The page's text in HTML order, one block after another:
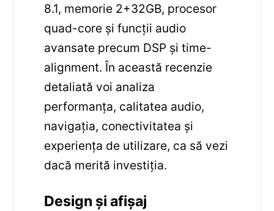
8.1, memorie 2+32GB, procesor
quad-core și funcții audio
avansate precum DSP și time-
alignment. În această recenzie
detaliată voi analiza
performanța, calitatea audio,
navigația, conectivitatea și
experiența de utilizare, ca să vezi
dacă merită investiția.
Design și afișaj